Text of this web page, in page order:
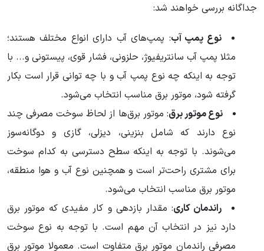
جداگانه بررسی خواهند شد:
نوع پمپ آب: پمپ‌های آب دارای انواع مختلف هستند؛
مثلا پمپ آب سانتریفیوژ، حلزونی، فشار قوی، پیستونی و... با
توجه به اینکه چه نوع پمپ آب‌ و با چه توانی قرار است بکار
گرفته شود، موتور برق مناسب انتخاب می‌شود.
نوع موتور برق: موتور برق‌ها از لحاظ سوخت مصرفی چند
نوع دارند که شامل بنزینی، دیزلی، گازی و دوگانه‌سوز
می‌شوند. با توجه به اینکه سطح دسترسی به کدام سوخت
برای مشتری راحت‌تر است و همچنین نوع آب و هوا منطقه،
موتور برق مناسب انتخاب می‌شود.
راندمان کاری: مقدار بازدهی و کار مفیدی که موتور برق
دارد نیز در انتخاب آن مهم است. با توجه به نوع سوخت
مصرفی راندمان موتور برق متفاوت است. معمولا موتور برق